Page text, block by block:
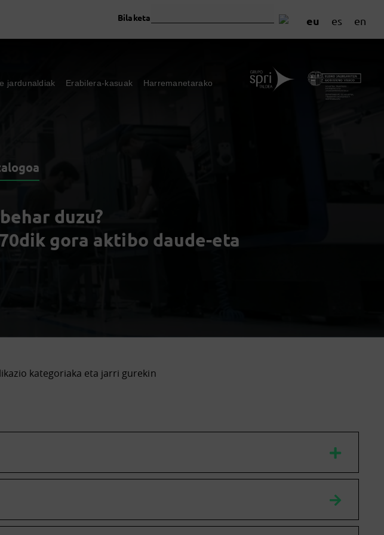
eu es en
Bilaketa
jardunaldiak Erabilera-kasuak Harremanetarako
duzu?
gora aktibo daude-eta
kategoriaka eta jarri gurekin